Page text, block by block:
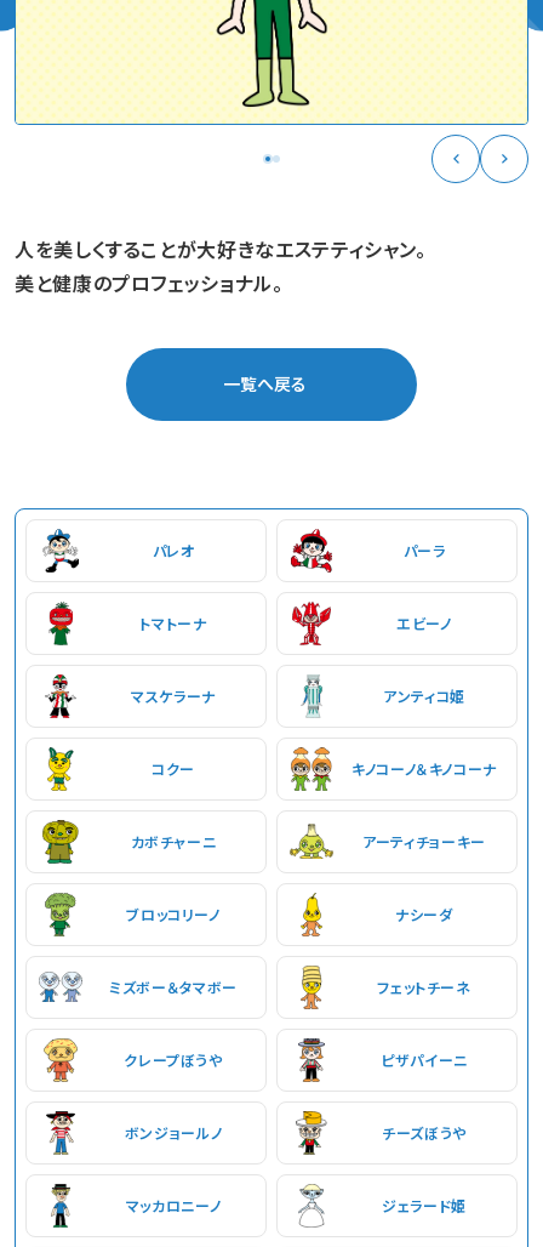
人を美しくすることが大好きなエステティシャン。
美と健康のプロフェッショナル。
一覧へ戻る
パレオ パーラ
トマトーナ エビーノ
マスケラーナ アンティコ姫
コクー キノコーノ＆キノコーナ
カボチャーニ アーティチョーキー
ブロッコリーノ ナシーダ
ミズボー＆タマボー フェットチーネ
クレープぼうや ピザパイーニ
ボンジョールノ チーズぼうや
マッカロニーノ ジェラード姫